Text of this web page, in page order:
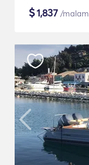
$1,837 /malam